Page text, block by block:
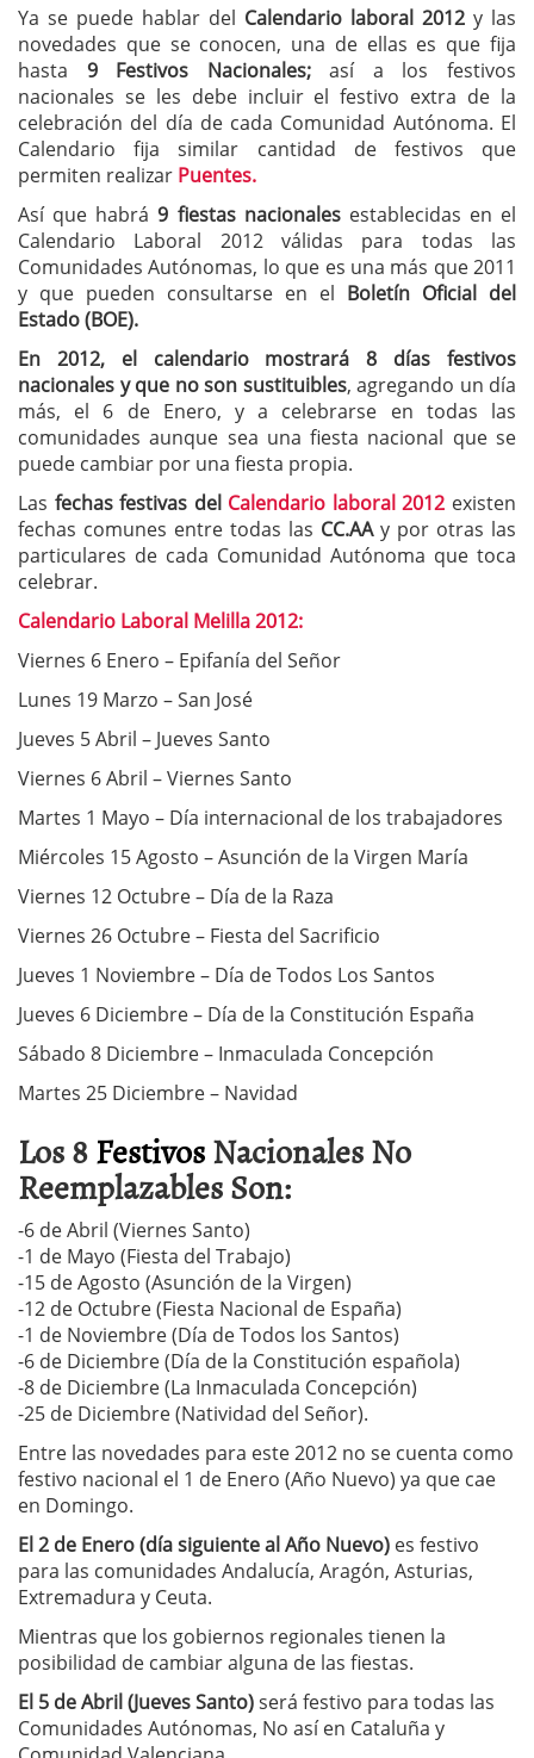
Ya se puede hablar del Calendario laboral 2012 y las
novedades que se conocen, una de ellas es que fija
hasta 9 Festivos Nacionales;así a los festivos
nacionales se les debe incluir el festivo extra de la
celebración del día de cada Comunidad Autónoma. El
Calendario fija similar cantidad de festivos que
permiten realizar Puentes.
Así que habrá9 fiestas nacionalesestablecidas en el
Calendario Laboral 2012 válidas para todas las
Comunidades Autónomas, lo que es una más que 2011
y que pueden consultarse en el Boletín Oficial del
Estado (BOE).
En 2012, el calendario mostrará 8 días festivos
nacionales y que no son sustituibles, agregando un día
más, el 6 de Enero, y a celebrarse en todas las
comunidades aunque sea una fiesta nacional que se
puede cambiar por una fiesta propia.
Las fechas festivas del Calendario laboral 2012 existen
fechas comunes entre todas las CC.AAy por otras las
particulares de cada Comunidad Autónoma que toca
celebrar.
Calendario Laboral Melilla 2012:
Viernes 6 Enero – Epifanía del Señor
Lunes 19 Marzo – San José
Jueves 5 Abril – Jueves Santo
Viernes 6 Abril – Viernes Santo
Martes 1 Mayo – Día internacional de los trabajadores
Miércoles 15 Agosto – Asunción de la Virgen María
Viernes 12 Octubre – Día de la Raza
Viernes 26 Octubre – Fiesta del Sacrificio
Jueves 1 Noviembre – Día de Todos Los Santos
Jueves 6 Diciembre – Día de la Constitución España
Sábado 8 Diciembre – Inmaculada Concepción
Martes 25 Diciembre – Navidad
Los 8FestivosNacionales No
Reemplazables Son:
-6 de Abril (Viernes Santo)
-1 de Mayo (Fiesta del Trabajo)
-15 de Agosto (Asunción de la Virgen)
-12 de Octubre (Fiesta Nacional de España)
-1 de Noviembre (Día de Todos los Santos)
-6 de Diciembre (Día de la Constitución española)
-8 de Diciembre (La Inmaculada Concepción)
-25 de Diciembre (Natividad del Señor).
Entre las novedades para este 2012 no se cuenta como
festivo nacional el 1 de Enero (Año Nuevo) ya que cae
en Domingo.
El 2 de Enero (día siguiente al Año Nuevo) es festivo
para las comunidades Andalucía, Aragón, Asturias,
Extremadura y Ceuta.
Mientras que los gobiernos regionales tienen la
posibilidad de cambiar alguna de las fiestas.
El 5 de Abril (Jueves Santo)será festivo para todas las
Comunidades Autónomas, No así en Cataluña y